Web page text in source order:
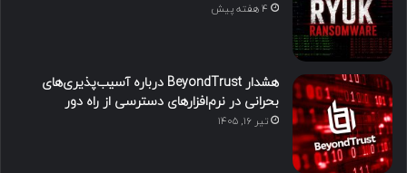
4 هفته پیش
هشدار BeyondTrust درباره آسیب‌پذیری‌های
بحرانی در نرم‌افزارهای دسترسی از راه دور
تیر ۱۶, ۱۴۰۵